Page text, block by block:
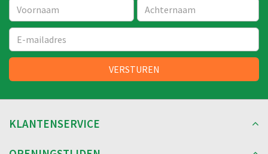
KLANTENSERVICE